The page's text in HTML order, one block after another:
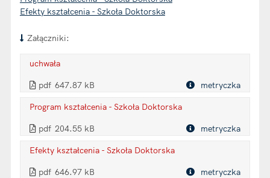
Efekty kształcenia - Szkoła Doktorska
Załączniki:
uchwała
pdf 647.87 kB
metryczka
Program kształcenia - Szkoła Doktorska
pdf 204.55 kB
metryczka
Efekty kształcenia - Szkoła Doktorska
pdf 646.97 kB metryczka